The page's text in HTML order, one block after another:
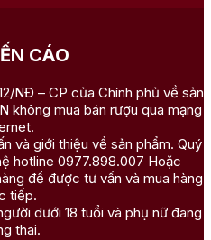
CÁO
NĐ – CP của Chính phủ về sản
không mua bán rượu qua mạng
và giới thiệu về sản phẩm. Quý
hotline 0977.898.007 Hoặc
để được tư vấn và mua hàng
tiếp.
dưới 18 tuổi và phụ nữ đang
thai.